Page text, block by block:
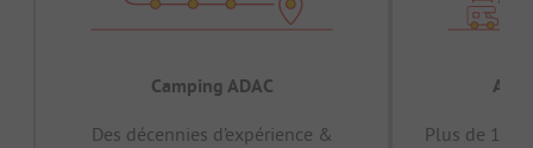
Camping ADAC
Des décennies d’expérience &
Plus de 15